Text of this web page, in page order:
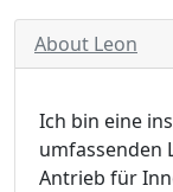
About Leon
Ich bin eine
umfassenden
Antrieb für